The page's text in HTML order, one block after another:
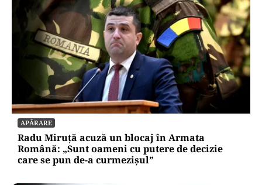
APĂRARE
Radu Miruță acuză un blocaj în Armata
Română: „Sunt oameni cu putere de decizie
care se pun de-a curmezișul”